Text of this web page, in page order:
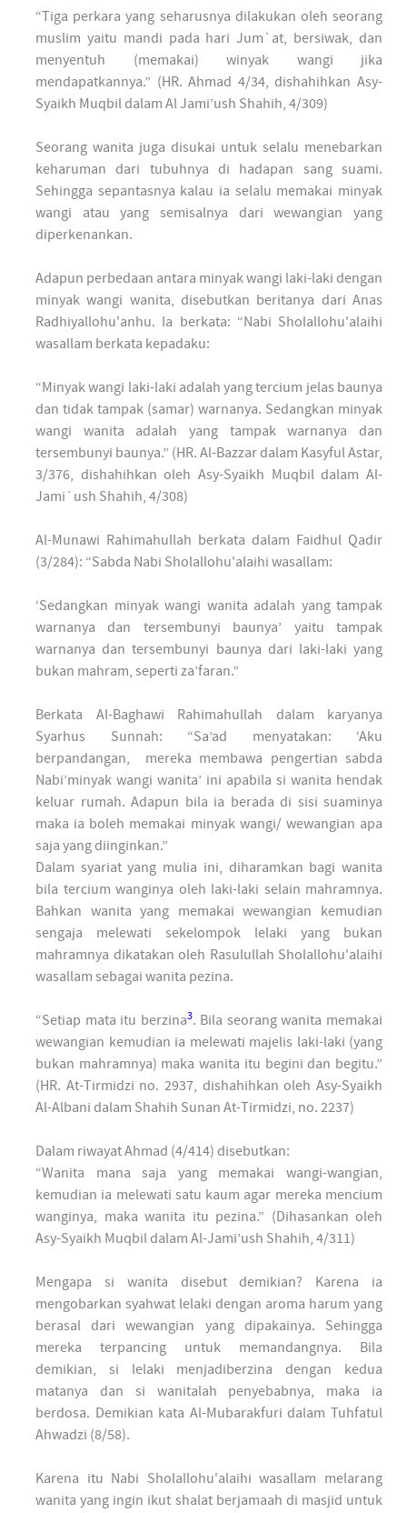
“Tiga perkara yang seharusnya dilakukan oleh seorang
muslim yaitu mandi pada hari Jum`at, bersiwak, dan
menyentuh (memakai) winyak wangi jika
mendapatkannya.” (HR. Ahmad 4/34, dishahihkan Asy-
Syaikh Muqbil dalam Al Jami’ush Shahih, 4/309)
Seorang wanita juga disukai untuk selalu menebarkan
keharuman dari tubuhnya di hadapan sang suami.
Sehingga sepantasnya kalau ia selalu memakai minyak
wangi atau yang semisalnya dari wewangian yang
diperkenankan.
Adapun perbedaan antara minyak wangi laki-laki dengan
minyak wangi wanita, disebutkan beritanya dari Anas
Radhiyallohu'anhu. Ia berkata: “Nabi Sholallohu'alaihi
wasallam berkata kepadaku:
“Minyak wangi laki-laki adalah yang tercium jelas baunya
dan tidak tampak (samar) warnanya. Sedangkan minyak
wangi wanita adalah yang tampak warnanya dan
tersembunyi baunya.” (HR. Al-Bazzar dalam Kasyful Astar,
3/376, dishahihkan oleh Asy-Syaikh Muqbil dalam Al-
Jami`ush Shahih, 4/308)
Al-Munawi Rahimahullah berkata dalam Faidhul Qadir
(3/284): “Sabda Nabi Sholallohu'alaihi wasallam:
‘Sedangkan minyak wangi wanita adalah yang tampak
warnanya dan tersembunyi baunya’ yaitu tampak
warnanya dan tersembunyi baunya dari laki-laki yang
bukan mahram, seperti za’faran.”
Berkata Al-Baghawi Rahimahullah dalam karyanya
Syarhus Sunnah: “Sa’ad menyatakan: ‘Aku
berpandangan, mereka membawa pengertian sabda
Nabi’minyak wangi wanita’ ini apabila si wanita hendak
keluar rumah. Adapun bila ia berada di sisi suaminya
maka ia boleh memakai minyak wangi/ wewangian apa
saja yang diinginkan.”
Dalam syariat yang mulia ini, diharamkan bagi wanita
bila tercium wanginya oleh laki-laki selain mahramnya.
Bahkan wanita yang memakai wewangian kemudian
sengaja melewati sekelompok lelaki yang bukan
mahramnya dikatakan oleh Rasulullah Sholallohu'alaihi
wasallam sebagai wanita pezina.
“Setiap mata itu berzina3. Bila seorang wanita memakai
wewangian kemudian ia melewati majelis laki-laki (yang
bukan mahramnya) maka wanita itu begini dan begitu.”
(HR. At-Tirmidzi no. 2937, dishahihkan oleh Asy-Syaikh
Al-Albani dalam Shahih Sunan At-Tirmidzi, no. 2237)
Dalam riwayat Ahmad (4/414) disebutkan:
“Wanita mana saja yang memakai wangi-wangian,
kemudian ia melewati satu kaum agar mereka mencium
wanginya, maka wanita itu pezina.” (Dihasankan oleh
Asy-Syaikh Muqbil dalam Al-Jami’ush Shahih, 4/311)
Mengapa si wanita disebut demikian? Karena ia
mengobarkan syahwat lelaki dengan aroma harum yang
berasal dari wewangian yang dipakainya. Sehingga
mereka terpancing untuk memandangnya. Bila
demikian, si lelaki menjadiberzina dengan kedua
matanya dan si wanitalah penyebabnya, maka ia
berdosa. Demikian kata Al-Mubarakfuri dalam Tuhfatul
Ahwadzi (8/58).
Karena itu Nabi Sholallohu'alaihi wasallam melarang
wanita yang ingin ikut shalat berjamaah di masjid untuk